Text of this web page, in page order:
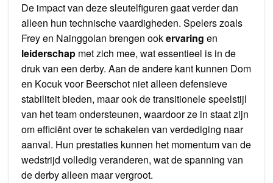
De impact van deze sleutelfiguren gaat verder dan
alleen hun technische vaardigheden. Spelers zoals
Frey en Nainggolan brengen ookervaring en
leiderschap met zich mee, wat essentieel is in de
druk van een derby. Aan de andere kant kunnen Dom
en Kocuk voor Beerschot niet alleen defensieve
stabiliteit bieden, maar ook de transitionele speelstijl
van het team ondersteunen, waardoor ze in staat zijn
om efficiënt over te schakelen van verdediging naar
aanval. Hun prestaties kunnen het momentum van de
wedstrijd volledig veranderen, wat de spanning van
de derby alleen maar vergroot.